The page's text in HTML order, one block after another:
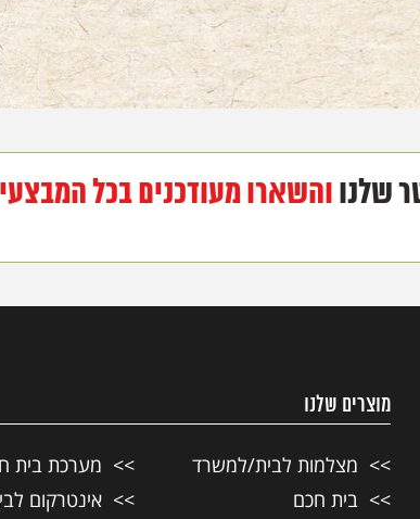
שלנווהשארו מעודכנים בכל
מוצרים שלנו
מצלמות לבית/למשרד
מערכת בית
בית חכם
אינטרקום